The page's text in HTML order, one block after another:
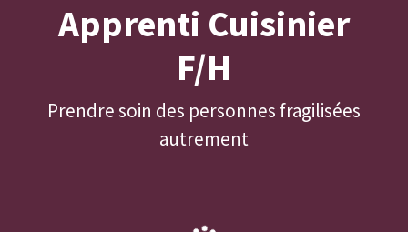
Apprenti Cuisinier
F/H
Prendre soin des personnes fragilisées
autrement